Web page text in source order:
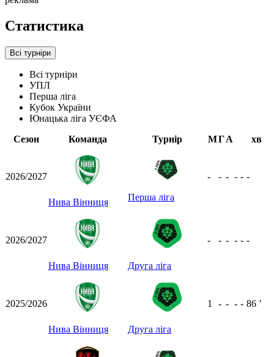
Статистика
Всі турніри
Всі турніри
УПЛ
Перша ліга
Кубок України
Юнацька ліга УЄФА
Сезон
Команда Турнір МГА хв
2026/2027
Нива Вінниця Перша ліга
- - - - - -
2026/2027
Нива Вінниця Друга ліга
- - - - - -
2025/2026
Нива Вінниця Друга ліга
1 - - - - 86 ʼ